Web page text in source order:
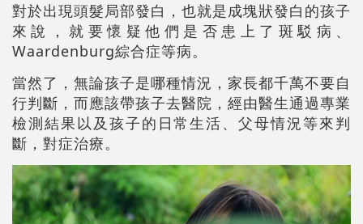
對於出現頭髮局部發白，也就是成塊狀發白的孩子
來說，就要懷疑他們是否患上了斑駁病、
Waardenburg綜合症等病。
當然了，無論孩子是哪種情況，家長都千萬不要自
行判斷，而應該帶孩子去醫院，經由醫生通過專業
檢測結果以及孩子的日常生活、父母情況等來判
斷，對症治療。